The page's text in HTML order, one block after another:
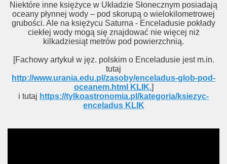
Niektóre inne księżyce w Układzie Słonecznym posiadają
oceany płynnej wody – pod skorupą o wielokilometrowej
grubości. Ale na księżycu Saturna - Enceladusie pokłady
ciekłej wody mogą się znajdować nie więcej niż
kilkadziesiąt metrów pod powierzchnią.
[Fachowy artykuł w jęz. polskim o Enceladusie jest m.in.
tutaj
http://www.urania.edu.pl/zasoby/enceladus-glob-pod-
oceanem.html KLIK.]
i tutaj https://tylkoastronomia.pl/kategoria/ksiezyc-
enceladus KLIK